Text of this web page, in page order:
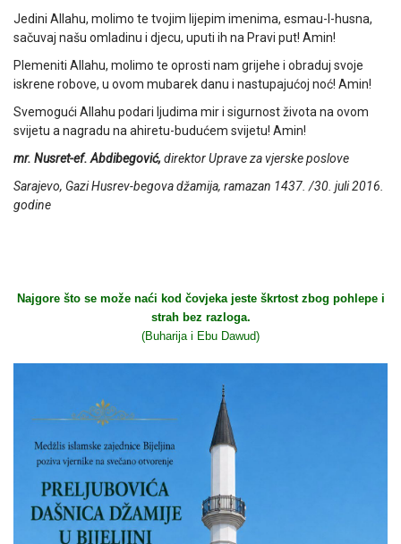
Jedini Allahu, molimo te tvojim lijepim imenima, esmau-l-husna,
sačuvaj našu omladinu i djecu, uputi ih na Pravi put! Amin!
Plemeniti Allahu, molimo te oprosti nam grijehe i obraduj svoje
iskrene robove, u ovom mubarek danu i nastupajućoj noć! Amin!
Svemogući Allahu podari ljudima mir i sigurnost života na ovom
svijetu a nagradu na ahiretu-budućem svijetu! Amin!
mr. Nusret-ef. Abdibegović, direktor Uprave za vjerske poslove
Sarajevo, Gazi Husrev-begova džamija, ramazan 1437. /30. juli 2016.
godine
Najgore što se može naći kod čovjeka jeste škrtost zbog pohlepe i
strah bez razloga.
(Buharija i Ebu Dawud)